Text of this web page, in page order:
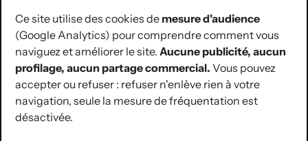
Ce site utilise des cookies de mesure d'audience
(Google Analytics) pour comprendre comment vous
naviguez et améliorer le site. Aucune publicité, aucun
profilage, aucun partage commercial. Vous pouvez
accepter ou refuser : refuser n'enlève rien à votre
navigation, seule la mesure de fréquentation est
désactivée.
coordonnées de contact
Rue Jules Hans 10
1420 Braine-l’Alleud
02 854 07 30